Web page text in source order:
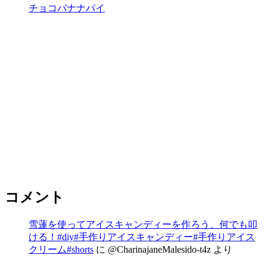
チョコバナナパイ
コメント
雪蓮を使ってアイスキャンディーを作ろう、何でも叩
ける！#diy#手作りアイスキャンディー#手作りアイス
クリーム#shorts に @CharinajaneMalesido-t4z より